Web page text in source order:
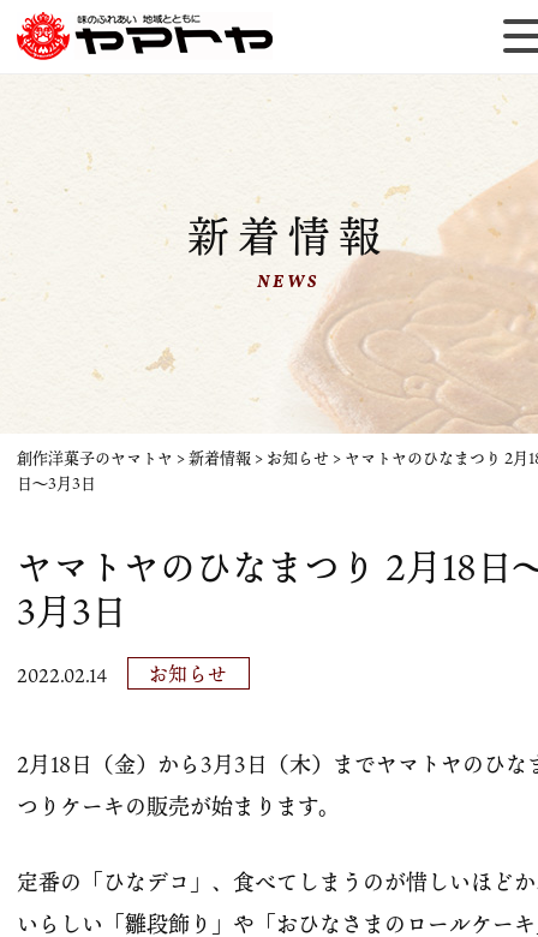
新着情報
NEWS
創作洋菓子のヤマトヤ >新着情報 > お知らせ > ヤマトヤのひなまつり 2月
日〜3月3日
ヤマトヤのひなまつり 2月18日
3月3日
2022.02.14 お知らせ
2月18日（金）から3月3日（木）までヤマトヤのひな
つりケーキの販売が始まります。
定番の「ひなデコ」、食べてしまうのが惜しいほど
いらしい「雛段飾り」や「おひなさまのロールケー